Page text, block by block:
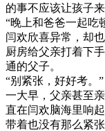
的事不应该让孩子来
“晚上和爸爸一起吃
闫欢欣喜异常，却
厨房给父亲打着下
通的父子。
“别紧张，好好考。”
一大早，父亲甚至
直在闫欢脑海里响
带着也没有那么紧